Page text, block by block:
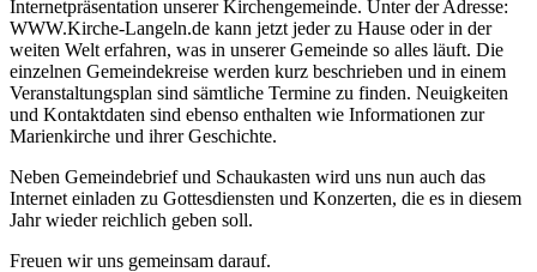
Internetpräsentation unserer Kirchengemeinde. Unter der Adresse:
WWW.Kirche-Langeln.de kann jetzt jeder zu Hause oder in der
weiten Welt erfahren, was in unserer Gemeinde so alles läuft. Die
einzelnen Gemeindekreise werden kurz beschrieben und in einem
Veranstaltungsplan sind sämtliche Termine zu finden. Neuigkeiten
und Kontaktdaten sind ebenso enthalten wie Informationen zur
Marienkirche und ihrer Geschichte.
Neben Gemeindebrief und Schaukasten wird uns nun auch das
Internet einladen zu Gottesdiensten und Konzerten, die es in diesem
Jahr wieder reichlich geben soll.
Freuen wir uns gemeinsam darauf.